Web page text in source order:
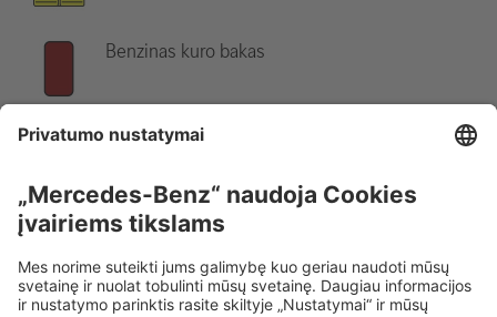
Benzinas kuro bakas
Nurodymas:Daugiau informacijos rasite mūsų